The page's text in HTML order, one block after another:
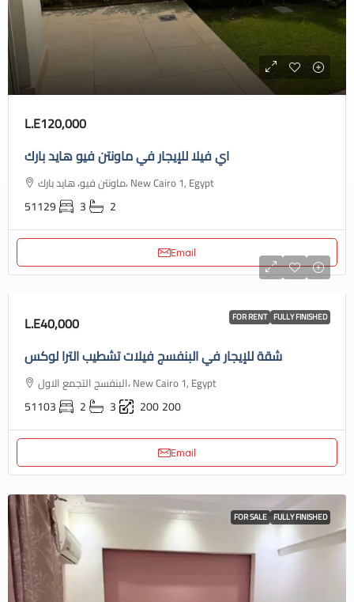
L.E120,000
اي فيلا للإيجار في ماونتن فيو هايد بارك
ماونتن فيو، هايد بارك، New Cairo 1, Egypt
51129 3 2
Email
FOR RENT FULLY FINISHED
L.E40,000
شقة للإيجار في البنفسج فيلات تشطيب الترا لوكس
البنفسج التجمع الاول، New Cairo 1, Egypt
51103 2 3 200200
Email
FOR SALE FULLY FINISHED